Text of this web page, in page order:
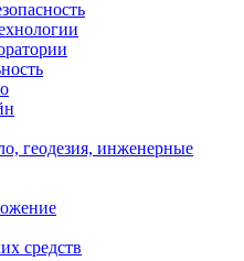
геодезия, инженерные
средств